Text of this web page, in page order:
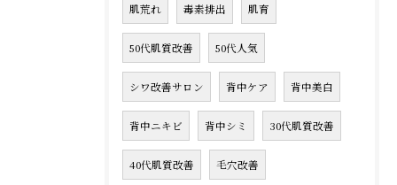
肌荒れ 毒素排出 肌育
50代肌質改善 50代人気
シワ改善サロン 背中ケア 背中美白
背中ニキビ 背中シミ 30代肌質改善
40代肌質改善 毛穴改善